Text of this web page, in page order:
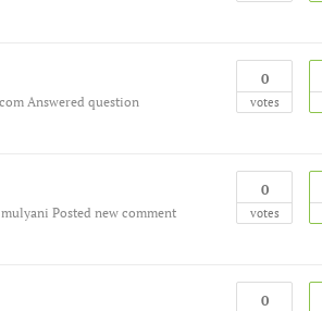
0
votes
Answered question
0
votes
Posted new comment
0